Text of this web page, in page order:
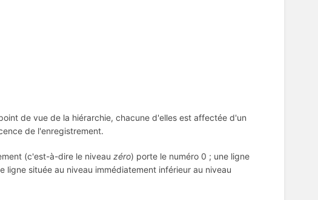
de vue de la hiérarchie, chacune d'elles est affectée d'un
de l'enregistrement.
(c'est-à-dire le niveau zéro) porte le numéro 0 ; une ligne
ligne située au niveau immédiatement inférieur au niveau